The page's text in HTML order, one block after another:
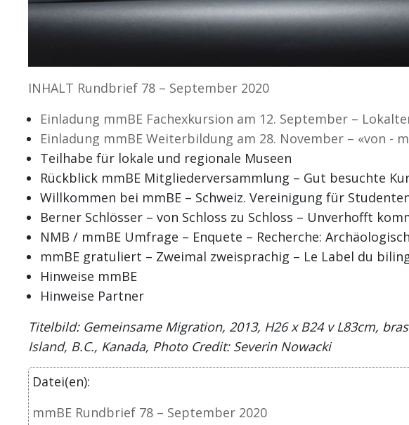
INHALT Rundbrief 78 – September 2020
Einladung mmBE Fachexkursion am 12. September –
Einladung mmBE Weiterbildung am 28. November – «von -
Teilhabe für lokale und regionale Museen
Rückblick mmBE Mitgliederversammlung – Gut besuchte
Willkommen bei mmBE – Schweiz. Vereinigung für
Berner Schlösser – von Schloss zu Schloss – Unverhofft
NMB / mmBE Umfrage – Enquete – Recherche:
mmBE gratuliert – Zweimal zweisprachig – Le Label du
Hinweise mmBE
Hinweise Partner
Titelbild: Gemeinsame Migration, 2013, H26 x B24 v L83cm,
Island, B.C., Kanada, Photo Credit: Severin Nowacki
Datei(en):
mmBE Rundbrief 78 – September 2020